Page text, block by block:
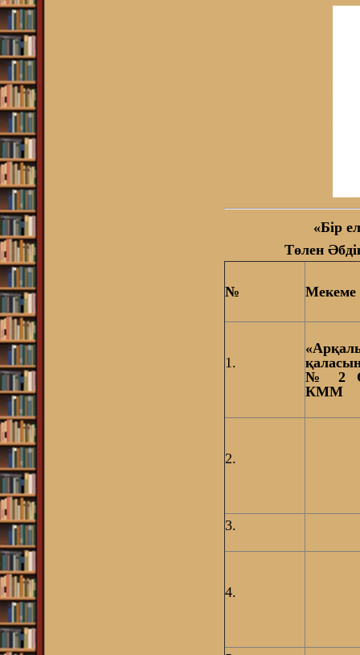
«Бір
Төлен
№ Мекеме
1.
№ 2
КММ
2.
3.
4.